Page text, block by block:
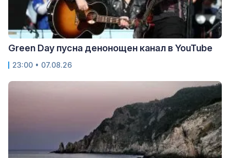
Green Day пусна денонощен канал в YouTube
23:00 • 07.08.26